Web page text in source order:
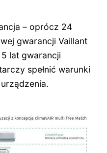
– oprócz 24
gwarancji Vaillant
lat gwarancji
spełnić warunki